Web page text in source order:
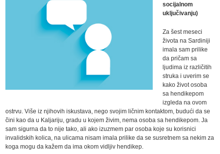
socijalnom
uključivanju)
Za šest meseci
života na Sardiniji
imala sam prilike
da pričam sa
ljudima iz različitih
struka i uverim se
kako život osoba
sa hendikepom
izgleda na ovom
ostrvu. Više iz njihovih iskustava, nego svojim ličnim kontaktom, budući da se
čini kao da u Kaljariju, gradu u kojem živim, nema osoba sa hendikepom. Ja
sam sigurna da to nije tako, ali ako izuzmem par osoba koje su korisnici
invalidskih kolica, na ulicama nisam imala prilike da se susretnem sa nekim za
koga mogu da kažem da ima okom vidljiv hendikep.